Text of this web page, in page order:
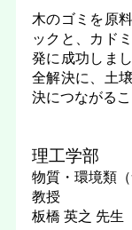
木のゴミを原
ックと、カド
発に成功しま
全解決に、土
決につながる
理工学部
物質・環境類
教授
板橋 英之 先生